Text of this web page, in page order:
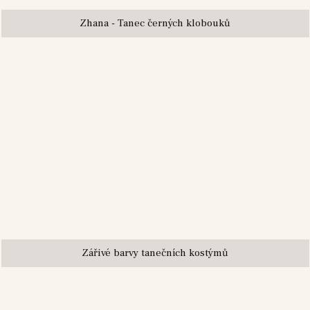
Zhana - Tanec černých klobouků
Zářivé barvy tanečních kostýmů